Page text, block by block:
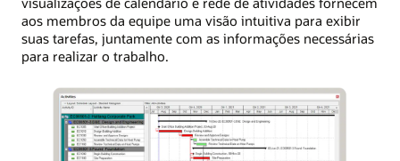
aos membros da equipe uma visão intuitiva para exibir
suas tarefas, juntamente com as informações necessárias
para realizar o trabalho.